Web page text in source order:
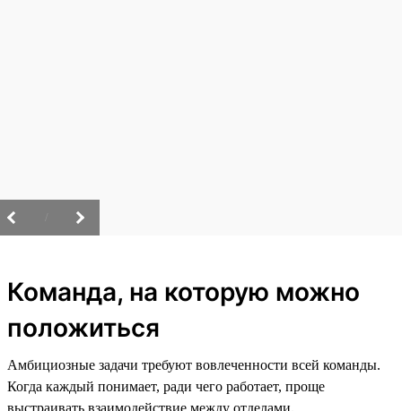
Команда, на которую можно
положиться
Амбициозные задачи требуют вовлеченности всей команды.
Когда каждый понимает, ради чего работает, проще